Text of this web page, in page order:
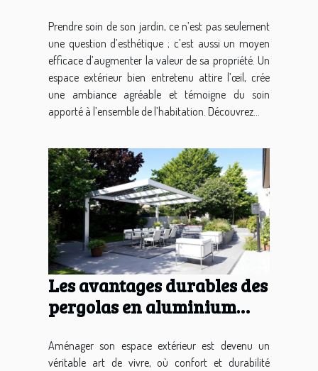
Prendre soin de son jardin, ce n’est pas seulement
une question d’esthétique ; c’est aussi un moyen
efficace d’augmenter la valeur de sa propriété. Un
espace extérieur bien entretenu attire l’œil, crée
une ambiance agréable et témoigne du soin
apporté à l’ensemble de l’habitation. Découvrez...
Les avantages durables des
pergolas en aluminium
Aménager son espace extérieur est devenu un
véritable art de vivre, où confort et durabilité